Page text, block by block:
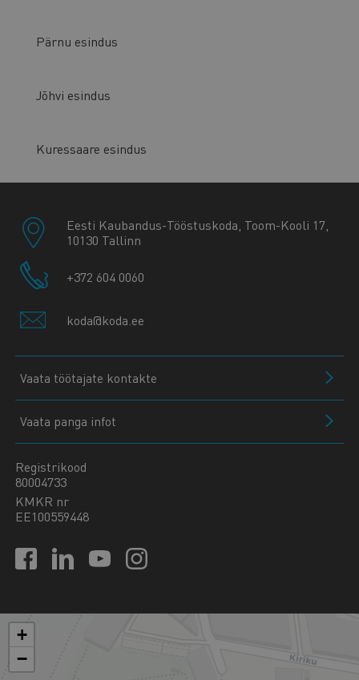
Pärnu esindus
Jõhvi esindus
Kuressaare esindus
Eesti Kaubandus-Tööstuskoda, Toom-Kooli 17,
10130 Tallinn
+372 604 0060
koda@koda.ee
Vaata töötajate kontakte
Vaata panga infot
Registrikood
80004733
KMKR nr
EE100559448
+
−